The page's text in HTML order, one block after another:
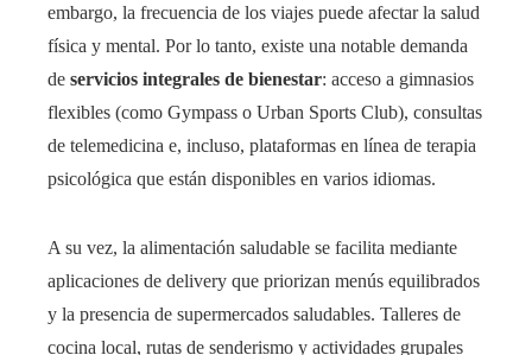
embargo, la frecuencia de los viajes puede afectar la salud
física y mental. Por lo tanto, existe una notable demanda
de servicios integrales de bienestar: acceso a gimnasios
flexibles (como Gympass o Urban Sports Club), consultas
de telemedicina e, incluso, plataformas en línea de terapia
psicológica que están disponibles en varios idiomas.
A su vez, la alimentación saludable se facilita mediante
aplicaciones de delivery que priorizan menús equilibrados
y la presencia de supermercados saludables. Talleres de
cocina local, rutas de senderismo y actividades grupales